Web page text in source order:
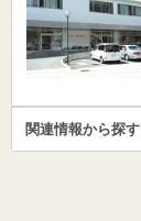
関連情報から探す